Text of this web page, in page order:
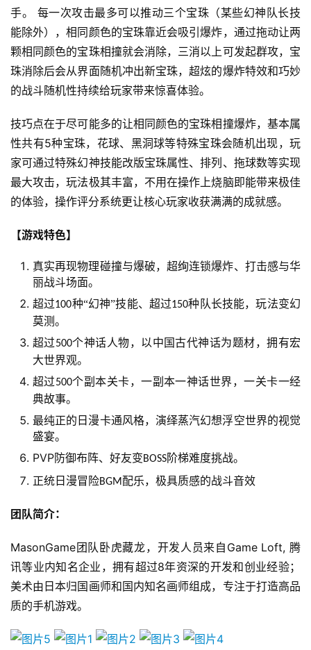
界
手
机
游
戏
单
机
游
戏
闲
戏
2
2
第
届
茶
奖
月
3
0
日
手。 每一次攻击最多可以推动三个宝珠（某些幻神队长技
能除外），相同颜色的宝珠靠近会吸引爆炸，通过拖动让两
颗相同颜色的宝珠相撞就会消除，三消以上可发起群攻，宝
珠消除后会从界面随机冲出新宝珠，超炫的爆炸特效和巧妙
的战斗随机性持续给玩家带来惊喜体验。
技巧点在于尽可能多的让相同颜色的宝珠相撞爆炸，基本属
性共有5种宝珠，花球、黑洞球等特殊宝珠会随机出现，玩
家可通过特殊幻神技能改版宝珠属性、排列、拖球数等实现
最大攻击，玩法极其丰富，不用在操作上烧脑即能带来极佳
的体验，操作评分系统更让核心玩家收获满满的成就感。
【游戏特色】
真实再现物理碰撞与爆破，超绚连锁爆炸、打击感与华
丽战斗场面。
超过100种“幻神”技能、超过150种队长技能，玩法变幻
莫测。
超过500个神话人物，以中国古代神话为题材，拥有宏
大世界观。
超过500个副本关卡，一副本一神话世界，一关卡一经
典故事。
最纯正的日漫卡通风格，演绎蒸汽幻想浮空世界的视觉
盛宴。
PVP防御布阵、好友变BOSS阶梯难度挑战。
正统日漫冒险BGM配乐，极具质感的战斗音效
团队简介：
MasonGame团队卧虎藏龙，开发人员来自Game Loft, 腾
讯等业内知名企业，拥有超过8年资深的开发和创业经验；
美术由日本归国画师和国内知名画师组成，专注于打造高品
质的手机游戏。